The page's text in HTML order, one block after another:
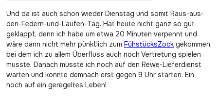
Und da ist auch schon wieder Dienstag und somit Raus-aus-
den-Federn-und-Laufen-Tag. Hat heute nicht ganz so gut
geklappt, denn ich habe um etwa 20 Minuten verpennt und
wäre dann nicht mehr pünktlich zum FühstücksZock gekommen,
bei dem ich zu allem Überfluss auch noch Vertretung spielen
musste. Danach musste ich noch auf den Rewe-Lieferdienst
warten und konnte demnach erst gegen 9 Uhr starten. Ein
hoch auf ein geregeltes Leben!